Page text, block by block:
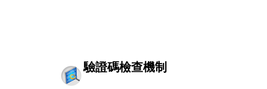
驗證碼檢查機制